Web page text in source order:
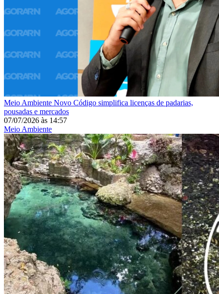
Meio Ambiente Novo Código simplifica licenças de padarias,
pousadas e mercados
07/07/2026 às 14:57
Meio Ambiente